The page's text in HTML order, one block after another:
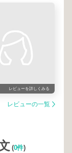
レビューを詳しくみる
レビューの一覧
(0件)